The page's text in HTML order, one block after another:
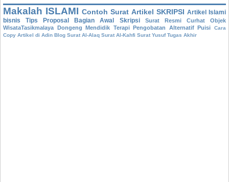
Makalah ISLAMI Contoh Surat Artikel SKRIPSI Artikel Islami
bisnis
Tips Proposal Bagian Awal Skripsi Surat Resmi Curhat
Objek
WisataTasikmalaya Dongeng Mendidik Terapi Pengobatan Alternatif Puisi
Cara
Copy Artikel di Adin Blog Surat Al-Alaq Surat Al-Kahfi Surat Yusuf Tugas Akhir